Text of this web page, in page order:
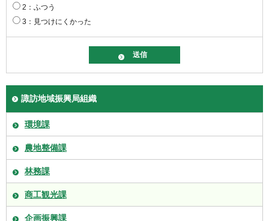
2：ふつう
3：見つけにくかった
諏訪地域振興局組織
環境課
農地整備課
林務課
商工観光課
企画振興課